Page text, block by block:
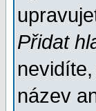
Přidat
název